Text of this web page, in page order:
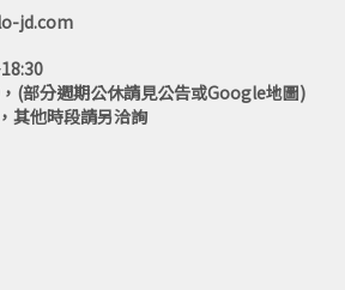
jd.com
(部分週期公休請見公告或Google地圖)
其他時段請另洽詢